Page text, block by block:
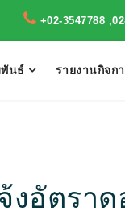
+02-3547788
นธ์ รายงานกิจก
อัตราด